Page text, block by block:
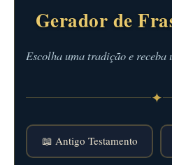
Gerador de
Escolha uma tradição e
✦
📖 Antigo Testamento